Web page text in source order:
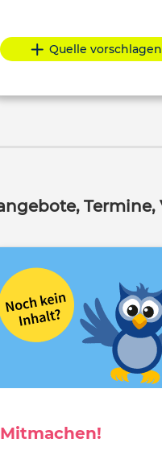
Quelle vorschlagen
Mitmachen!